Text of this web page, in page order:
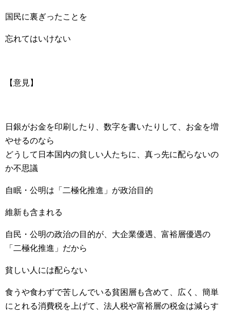
国民に裏ぎったことを
忘れてはいけない
【意見】
日銀がお金を印刷したり、数字を書いたりして、お金を増
やせるのなら
どうして日本国内の貧しい人たちに、真っ先に配らないの
か不思議
自眠・公明は「二極化推進」が政治目的
維新も含まれる
自民・公明の政治の目的が、大企業優遇、富裕層優遇の
「二極化推進」だから
貧しい人には配らない
食うや食わずで苦しんでいる貧困層も含めて、広く、簡単
にとれる消費税を上げて、法人税や富裕層の税金は減らす